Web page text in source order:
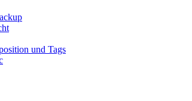
und Tags